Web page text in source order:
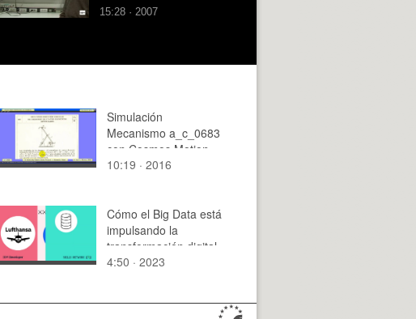
15:28 · 2007
Simulación
Mecanismo a_c_0683
con Cosmos Motion -
7 de 9
10:19 · 2016
Cómo el Big Data está
impulsando la
transformación digital
4:50 · 2023